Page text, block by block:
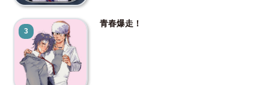
3
青春爆走！